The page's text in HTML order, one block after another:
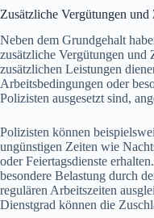
Zusätzliche Vergütungen
Neben dem Grundgehalt
zusätzliche Vergütungen und
zusätzlichen Leistungen
Arbeitsbedingungen oder
Polizisten ausgesetzt sind,
Polizisten können
ungünstigen Zeiten wie
oder Feiertagsdienste
besondere Belastung durch
regulären Arbeitszeiten
Dienstgrad können die